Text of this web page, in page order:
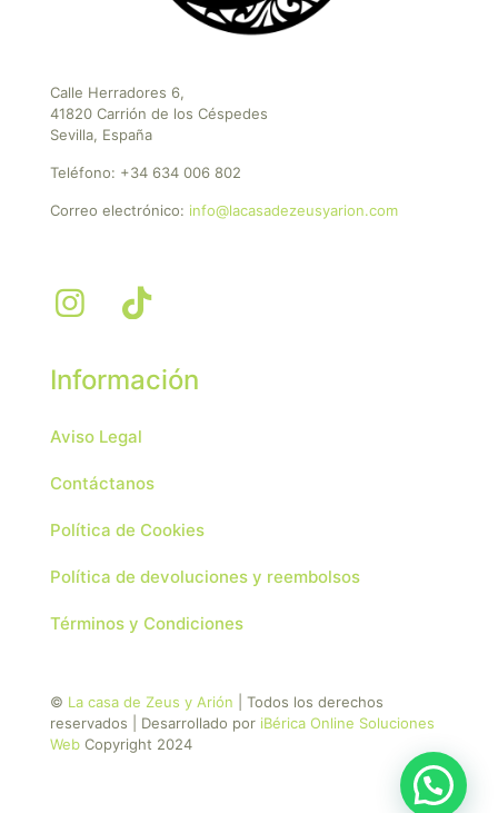
Calle Herradores 6,
41820 Carrión de los Céspedes
Sevilla, España
Teléfono: +34 634 006 802
Correo electrónico: info@lacasadezeusyarion.com
Información
Aviso Legal
Contáctanos
Política de Cookies
Política de devoluciones y reembolsos
Términos y Condiciones
© La casa de Zeus y Arión | Todos los derechos
reservados | Desarrollado por iBérica Online Soluciones
Web Copyright 2024